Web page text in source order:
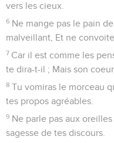
vers les cieux.
6 Ne mange pas le pain
malveillant, Et ne
7 Car il est comme les
te dira-t-il ; Mais son
8 Tu vomiras le morceau
tes propos agréables.
9 Ne parle pas aux
sagesse de tes discours.